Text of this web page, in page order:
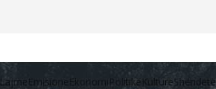
LajmeEmisioneEkonomiPolitikëKulturë